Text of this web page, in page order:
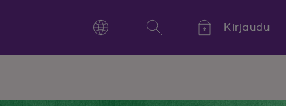
Kieli,
Language Hae
Kirjaudu